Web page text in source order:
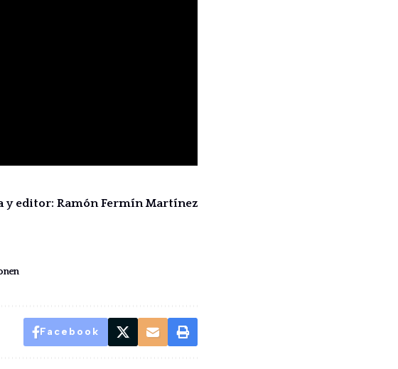
y editor: Ramón Fermín Martínez
Facebook